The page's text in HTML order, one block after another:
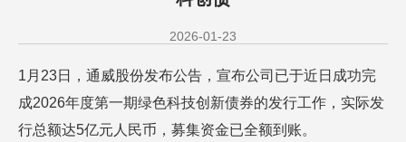
2026-01-23
1月23日，通威股份发布公告，宣布公司已于近日成功完
成2026年度第一期绿色科技创新债券的发行工作，实际发
行总额达5亿元人民币，募集资金已全额到账。